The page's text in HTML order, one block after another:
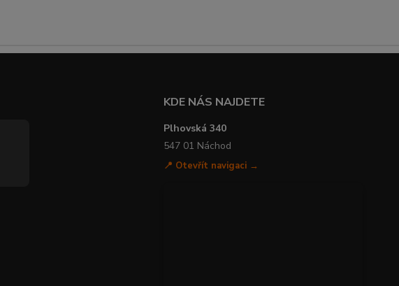
KDE NÁS NAJDETE
Plhovská 340
547 01 Náchod
📍 Otevřít navigaci →